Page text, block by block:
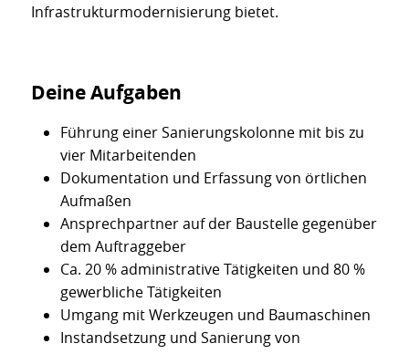
Infrastrukturmodernisierung bietet.
Deine Aufgaben
Führung einer Sanierungskolonne mit bis zu
vier Mitarbeitenden
Dokumentation und Erfassung von örtlichen
Aufmaßen
Ansprechpartner auf der Baustelle gegenüber
dem Auftraggeber
Ca. 20 % administrative Tätigkeiten und 80 %
gewerbliche Tätigkeiten
Umgang mit Werkzeugen und Baumaschinen
Instandsetzung und Sanierung von